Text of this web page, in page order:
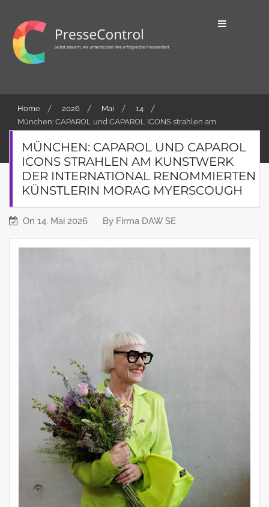
content
PresseControl
erfolgreiche Pressearbeit
Home 2026 Mai
14
München: CAPAROL und CAPAROL ICONS strahlen am
Myerscough
MÜNCHEN: CAPAROL UND CAPAROL
ICONS STRAHLEN AM KUNSTWERK
DER INTERNATIONAL RENOMMIERTEN
KÜNSTLERIN MORAG MYERSCOUGH
On 14. Mai 2026 By Firma DAW SE